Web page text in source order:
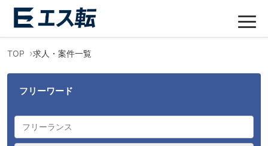
TOP 求人・案件一覧
フリーワード